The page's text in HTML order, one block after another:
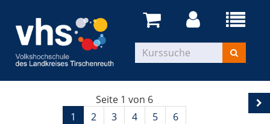
Seite 1 von 6
1
2 3 4 5 6